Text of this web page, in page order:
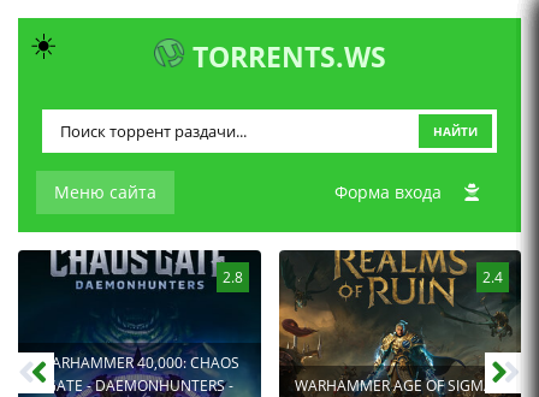
TORRENTS.WS
Меню сайта
НАЙТИ
Форма входа
2.8
WARHAMMER 40,000: CHAOS
GATE - DAEMONHUNTERS -
2.4
WARHAMMER AGE OF SIGMAR:
☀️